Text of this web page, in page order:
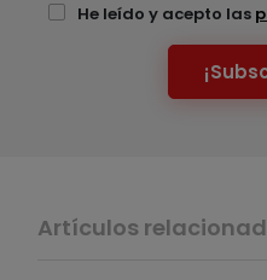
He leído y acepto las
Artículos